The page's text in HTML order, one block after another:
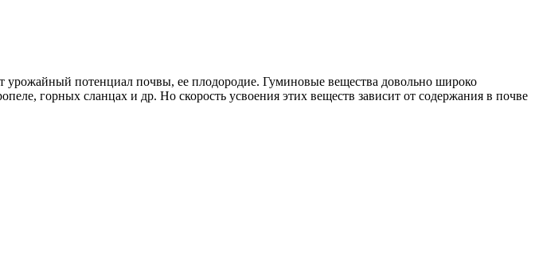
урожайный потенциал почвы, ее плодородие. Гуминовые вещества довольно широко
горных сланцах и др. Но скорость усвоения этих веществ зависит от содержания в почве